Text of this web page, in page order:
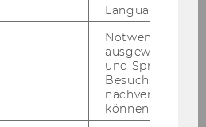
Language
Notwendig um
ausgewählte
und
Besuchers
nachverfolgen
können.